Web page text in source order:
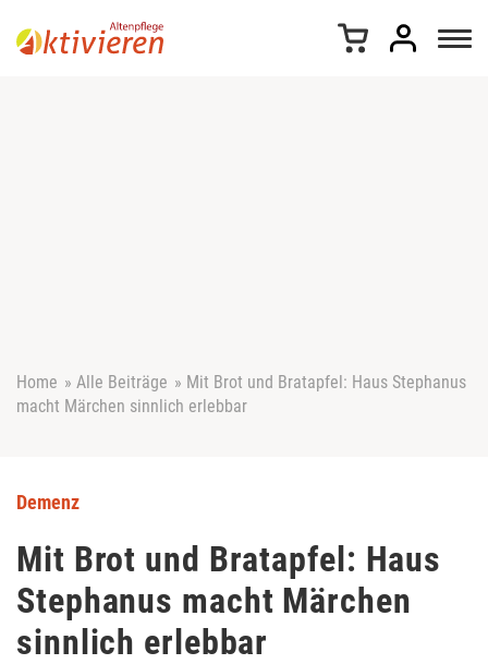
Home » Alle Beiträge » Mit Brot und Bratapfel: Haus Stephanus
macht Märchen sinnlich erlebbar
Demenz
Mit Brot und Bratapfel: Haus
Stephanus macht Märchen
sinnlich erlebbar